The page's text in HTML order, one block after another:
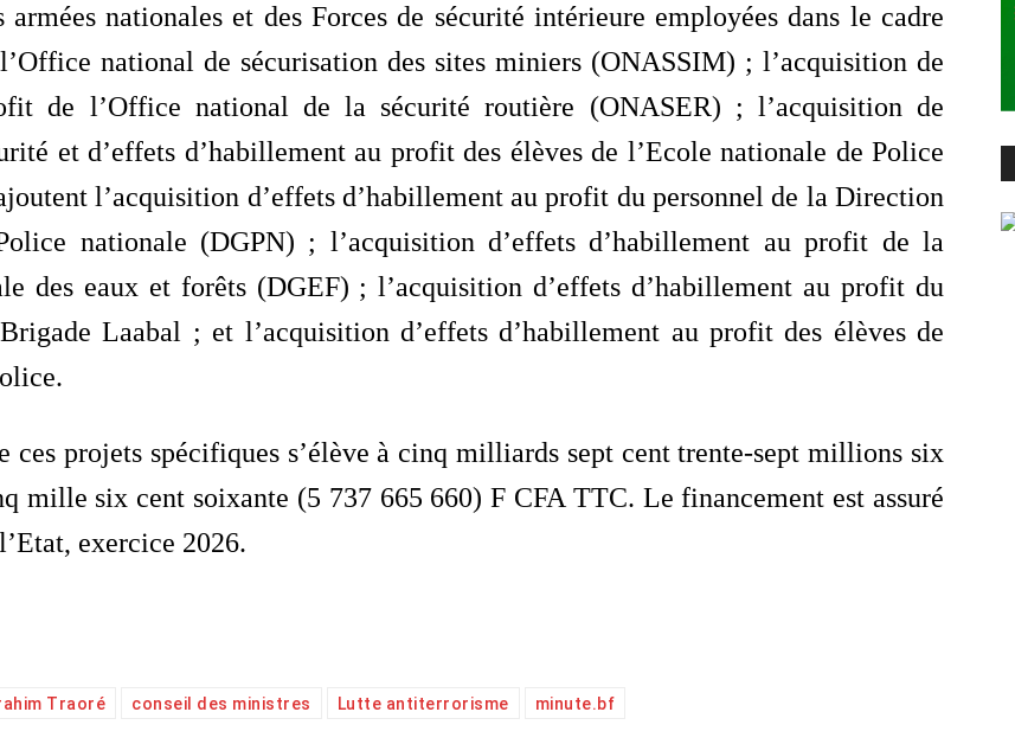
nationales et des Forces de sécurité intérieure employées dans le cadre
national de sécurisation des sites miniers (ONASSIM) ; l’acquisition de
de l’Office national de la sécurité routière (ONASER) ; l’acquisition de
et d’effets d’habillement au profit des élèves de l’Ecole nationale de Police
l’acquisition d’effets d’habillement au profit du personnel de la Direction
nationale (DGPN) ; l’acquisition d’effets d’habillement au profit de la
des eaux et forêts (DGEF) ; l’acquisition d’effets d’habillement au profit du
Laabal ; et l’acquisition d’effets d’habillement au profit des élèves de
ces projets spécifiques s’élève à cinq milliards sept cent trente-sept millions six
mille six cent soixante (5 737 665 660) F CFA TTC. Le financement est assuré
exercice 2026.
Traoré conseil des ministres Lutte antiterrorisme minute.bf